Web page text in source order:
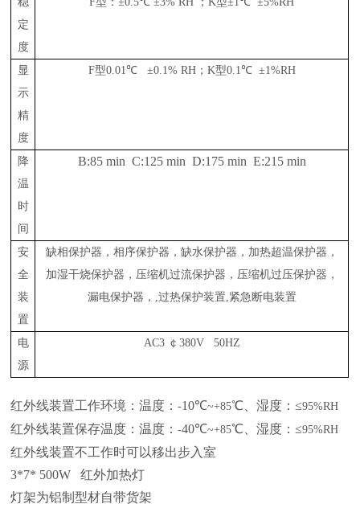
定
度
显
示
精
度
F型0.01℃ ±0.1% RH； K型0.1℃ ±1%RH
降
温
时
间
B:85 min C:125 min D:175 min E:215 min
安
全
装
置
缺相保护器，相序保护器，缺水保护器，加热超温保护器，
加湿干烧保护器，压缩机过流保护器，压缩机过压保护器，
漏电保护器，
过热保护装置 紧急断电装置
电
源
AC3 ￠ 380V 50HZ
红外线装置工作环境：温度：-10℃~+85℃ 、湿度：≤95%RH
红外线装置保存温度：温度：-40℃~+85℃ 、湿度：≤95%RH
红外线装置不工作时可以移出步入室
3*7* 500W红外加热灯
灯架为铝制型材自带货架